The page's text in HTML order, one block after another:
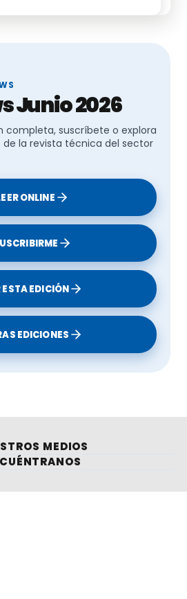
Junio 2026
completa, suscríbete o explora
de la revista técnica del sector
ONLINE
ESTA EDICIÓN
EDICIONES
MEDIOS